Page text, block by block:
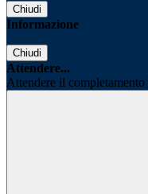
Chiudi
Informazione
Chiudi
Attendere...
Attendere il